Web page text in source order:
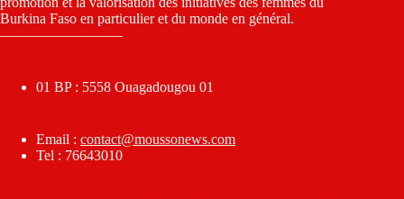
Burkina Faso en particulier et du monde en général.
————————–
01 BP : 5558 Ouagadougou 01
Email : contact@moussonews.com
Tel : 76643010